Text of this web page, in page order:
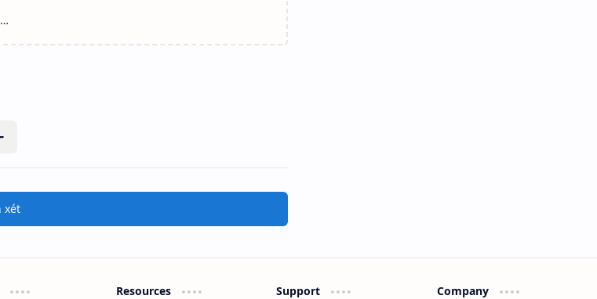
xét
Resources
Support
Company